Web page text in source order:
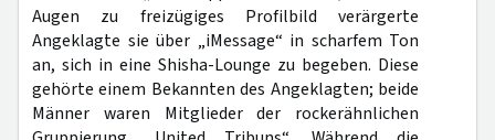
Augen zu freizügiges Profilbild verärgerte
Angeklagte sie über „iMessage“ in scharfem Ton
an, sich in eine Shisha-Lounge zu begeben. Diese
gehörte einem Bekannten des Angeklagten; beide
Männer waren Mitglieder der rockerähnlichen